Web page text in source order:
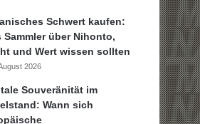
Schwert kaufen:
Sammler über Nihonto,
und Wert wissen sollten
2026
Souveränität im
Wann sich